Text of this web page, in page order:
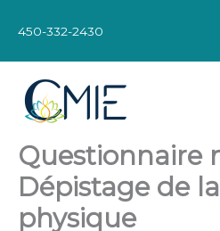
450-332-2430
Questionnaire
Dépistage de
physique